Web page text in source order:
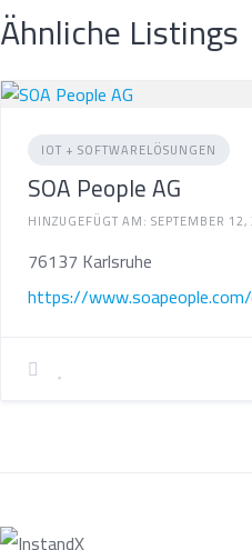
Ähnliche Listings
IOT + SOFTWARELÖSUNGEN
SOA People AG
HINZUGEFÜGT AM: SEPTEMBER
76137 Karlsruhe
https://